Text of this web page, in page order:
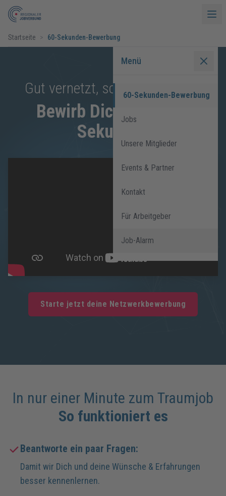
Startseite > 60-Sekunden-Bewerbung
Menü
60-Sekunden-Bewerbung
Jobs
Unsere Mitglieder
Events & Partner
Kontakt
Für Arbeitgeber
Job-Alarm
Gut vernetzt, schnell vermittelt
Bewirb Dich in nur 60
Sekunden
Starte jetzt deine Netzwerkbewerbung
In nur einer Minute zum Traumjob
So funktioniert es
Beantworte ein paar Fragen:
Damit wir Dich und deine Wünsche & Erfahrungen
besser kennenlernen.